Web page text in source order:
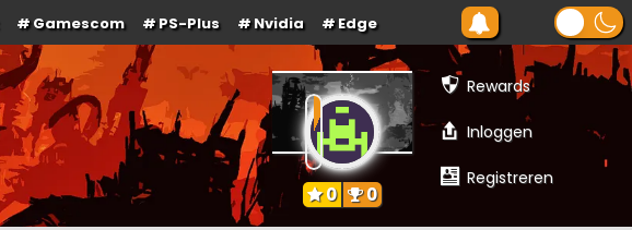
Gamescom PS-Plus Nvidia Edge
Rewards
Inloggen
Registreren
0 0